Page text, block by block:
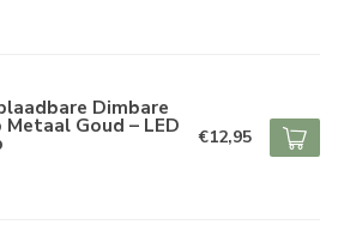
Dimbare
Goud – LED €12,95